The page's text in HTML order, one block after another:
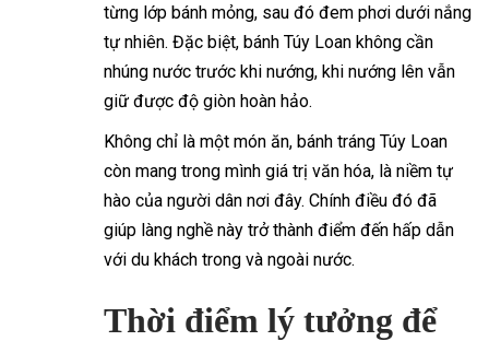
từng lớp bánh mỏng, sau đó đem phơi dưới nắng
tự nhiên. Đặc biệt, bánh Túy Loan không cần
nhúng nước trước khi nướng, khi nướng lên vẫn
giữ được độ giòn hoàn hảo.
Không chỉ là một món ăn, bánh tráng Túy Loan
còn mang trong mình giá trị văn hóa, là niềm tự
hào của người dân nơi đây. Chính điều đó đã
giúp làng nghề này trở thành điểm đến hấp dẫn
với du khách trong và ngoài nước.
Thời điểm lý tưởng để